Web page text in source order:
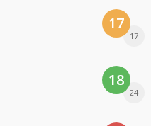
17
17
18
24